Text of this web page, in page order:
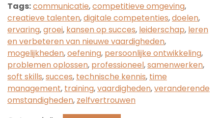
Tags:communicatie,competitieve omgeving,
creatieve talenten,digitale competenties,doelen,
ervaring,groei, kansen op succes, leiderschap, leren
en verbeteren van nieuwe vaardigheden,
mogelijkheden,oefening, persoonlijke ontwikkeling,
problemen oplossen, professioneel,samenwerken,
soft skills,succes, technische kennis, time
management, training,vaardigheden,veranderende
omstandigheden, zelfvertrouwen